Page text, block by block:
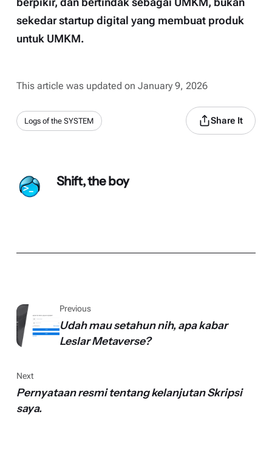
berpikir, dan bertindak sebagai UMKM, bukan
sekedar startup digital yang membuat produk
untuk UMKM.
This article was updated on January 9, 2026
Logs of the SYSTEM Share It
Shift, the boy
Previous
Udah mau setahun nih, apa kabar
Leslar Metaverse?
Next
Pernyataan resmi tentang kelanjutan Skripsi
saya.